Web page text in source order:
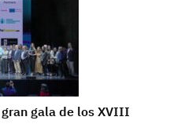
gala de los XVIII